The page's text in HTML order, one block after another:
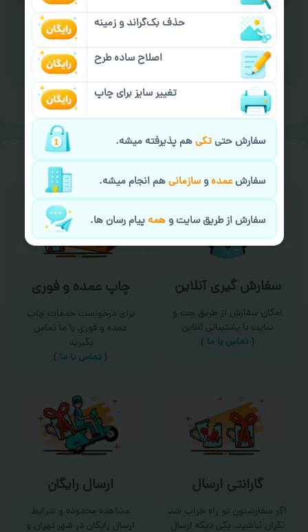
برای ارسال پیام کلیک کنید
خیالت راحت ازسفارش گیری
سفارش گیری آنلاین
امکان سفارش از طریق چت و
سایت با پشتیبانی آنلاین
( تماس با ما‌ )
چاپ عمده و فوری
برای درخواست خدمات چاپ
عمده و فوری با ما تماس
بگیرید
( تماس با ما )
گارانتی ارسال
اگر سفارشتون تو راه خراب شد
نگران نباشید، یکی دیگه ارسال
ارسال رایگان
مشاهده محدوده و شرایط
ارسال رایگان در شهر تهران و
حذف بک‌گراند و زمینه
اصلاح ساده طرح
تغییر سایز برای چاپ
سفارش حتیتکیهم پذیرفته میشه.
سفارشعمدهوسازمانیهم انجام میشه.
سفارش از طریق سایت وهمهپیام رسان ها.